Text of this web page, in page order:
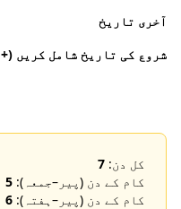
آخری تاریخ
شروع کی تاریخ شامل کریں (+1 دن)
کل دن: 7
کام کے دن (پیر–جمعہ): 5
کام کے دن (پیر–ہفتہ): 6